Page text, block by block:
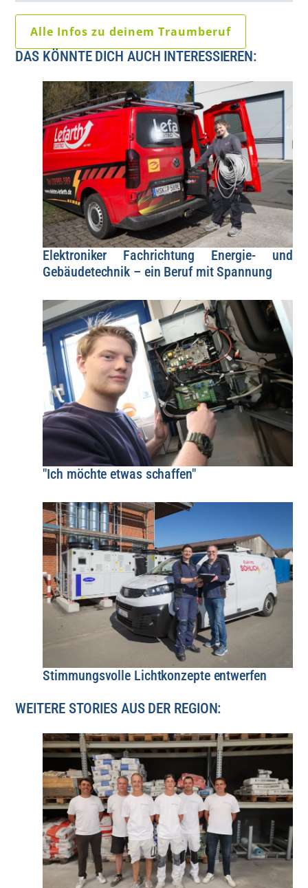
Alle Infos zu deinem Traumberuf
DAS KÖNNTE DICH AUCH INTERESSIEREN:
Elektroniker Fachrichtung Energie- und
Gebäudetechnik – ein Beruf mit Spannung
"Ich möchte etwas schaffen"
Stimmungsvolle Lichtkonzepte entwerfen
WEITERE STORIES AUS DER REGION: